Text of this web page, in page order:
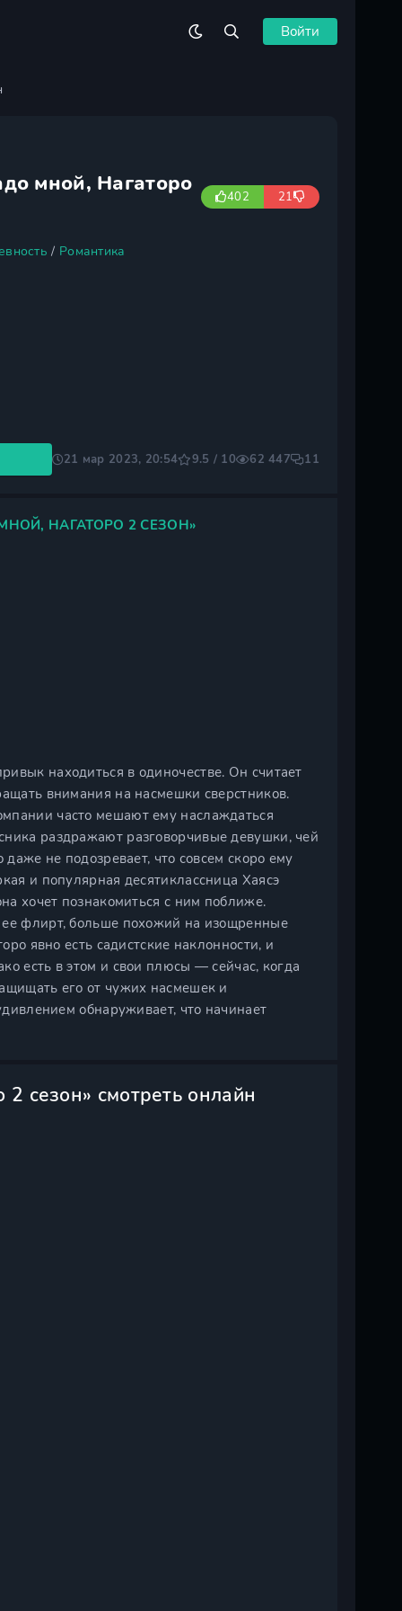
Войти
мной, Нагаторо 402 21
/ Романтика
21 мар 2023, 20:54 9.5 / 10 62 447 11
НАГАТОРО 2 СЕЗОН»
находиться в одиночестве. Он считает
внимания на насмешки сверстников.
часто мешают ему наслаждаться
раздражают разговорчивые девушки, чей
не подозревает, что совсем скоро ему
и популярная десятиклассница Хаясэ
хочет познакомиться с ним поближе.
флирт, больше похожий на изощренные
явно есть садистские наклонности, и
есть в этом и свои плюсы — сейчас, когда
его от чужих насмешек и
обнаруживает, что начинает
сезон» смотреть онлайн